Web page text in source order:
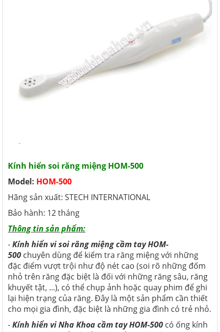
Kính hiển soi răng miệng HOM-500
Model: HOM-500
Hãng sản xuất: STECH INTERNATIONAL
Bảo hành: 12 tháng
Thông tin sản phẩm:
-Kính hiển vi soi răng miệng cầm tay HOM-
500 chuyên dùng để kiểm tra răng miệng với những
đặc điểm vượt trội như độ nét cao (soi rõ những đốm
nhỏ trên răng đặc biệt là đối với những răng sâu, răng
khuyết tật, ...), có thể chụp ảnh hoặc quay phim để ghi
lại hiện trạng của răng. Đây là một sản phẩm cần thiết
cho mọi gia đình, đặc biệt là những gia đình có trẻ nhỏ.
-Kính hiển vi Nha Khoa cầm tay HOM-500 có ống kính